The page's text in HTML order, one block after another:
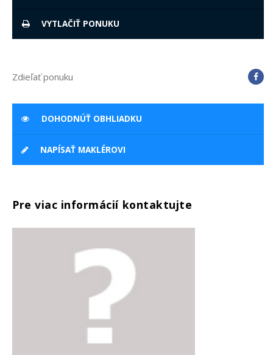
VYTLAČIŤ PONUKU
Zdieľať ponuku
DOHODNÚŤ OBHLIADKU
NAPÍSAŤ MAKLÉROVI
Pre viac informácií kontaktujte